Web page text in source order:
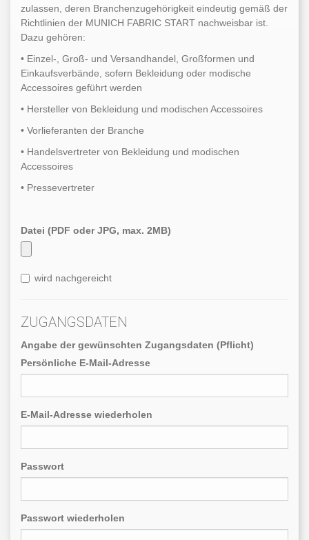
zulassen, deren Branchenzugehörigkeit eindeutig gemäß der
Richtlinien der MUNICH FABRIC START nachweisbar ist.
Dazu gehören:
• Einzel-, Groß- und Versandhandel, Großformen und
Einkaufsverbände, sofern Bekleidung oder modische
Accessoires geführt werden
• Hersteller von Bekleidung und modischen Accessoires
• Vorlieferanten der Branche
• Handelsvertreter von Bekleidung und modischen
Accessoires
• Pressevertreter
Datei (PDF oder JPG, max. 2MB)
wird nachgereicht
ZUGANGSDATEN
Angabe der gewünschten Zugangsdaten (Pflicht)
Persönliche E-Mail-Adresse
E-Mail-Adresse wiederholen
Passwort
Passwort wiederholen